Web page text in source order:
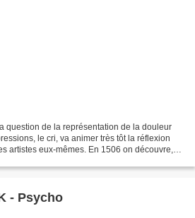
question de la représentation de la douleur
le cri, va animer très tôt la réflexion
artistes eux-mêmes. En 1506 on découvre,
- Psycho